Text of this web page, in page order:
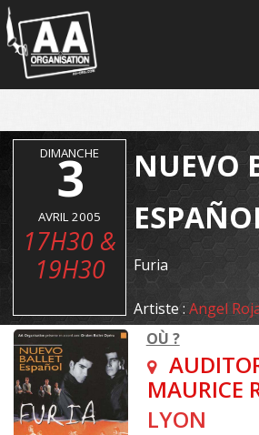
Panneau de gestion des cookies
DIMANCHE
3
AVRIL 2005
17H30 &
19H30
NUEVO
Furia
Artiste :Angel
OÙ ?
MAURICE
LYON